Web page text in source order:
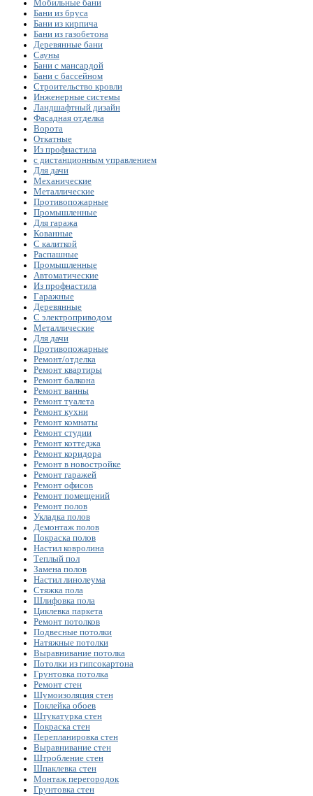
Мобильные бани
Бани из бруса
Бани из кирпича
Бани из газобетона
Деревянные бани
Сауны
Бани с мансардой
Бани с бассейном
Строительство кровли
Инженерные системы
Ландшафтный дизайн
Фасадная отделка
Ворота
Откатные
Из профнастила
с дистанционным управлением
Для дачи
Механические
Металлические
Противопожарные
Промышленные
Для гаража
Кованные
С калиткой
Распашные
Промышленные
Автоматические
Из профнастила
Гаражные
Деревянные
С электроприводом
Металлические
Для дачи
Противопожарные
Ремонт/отделка
Ремонт квартиры
Ремонт балкона
Ремонт ванны
Ремонт туалета
Ремонт кухни
Ремонт комнаты
Ремонт студии
Ремонт коттеджа
Ремонт коридора
Ремонт в новостройке
Ремонт гаражей
Ремонт офисов
Ремонт помещений
Ремонт полов
Укладка полов
Демонтаж полов
Покраска полов
Настил ковролина
Теплый пол
Замена полов
Настил линолеума
Стяжка пола
Шлифовка пола
Циклевка паркета
Ремонт потолков
Подвесные потолки
Натяжные потолки
Выравнивание потолка
Потолки из гипсокартона
Грунтовка потолка
Ремонт стен
Шумоизоляция стен
Поклейка обоев
Штукатурка стен
Покраска стен
Перепланировка стен
Выравнивание стен
Штробление стен
Шпаклевка стен
Монтаж перегородок
Грунтовка стен